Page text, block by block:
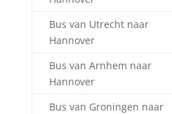
Bus van Utrecht naar
Hannover
Bus van Arnhem naar
Hannover
Bus van Groningen naar